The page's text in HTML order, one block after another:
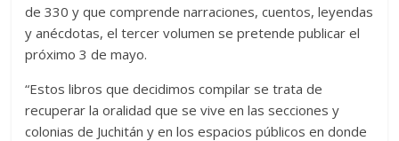
de 330 y que comprende narraciones, cuentos, leyendas
y anécdotas, el tercer volumen se pretende publicar el
próximo 3 de mayo.
“Estos libros que decidimos compilar se trata de
recuperar la oralidad que se vive en las secciones y
colonias de Juchitán y en los espacios públicos en donde